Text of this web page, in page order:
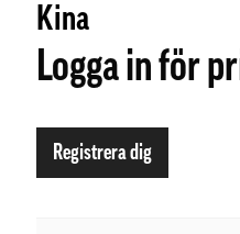
Kina
Logga in för
Registrera dig